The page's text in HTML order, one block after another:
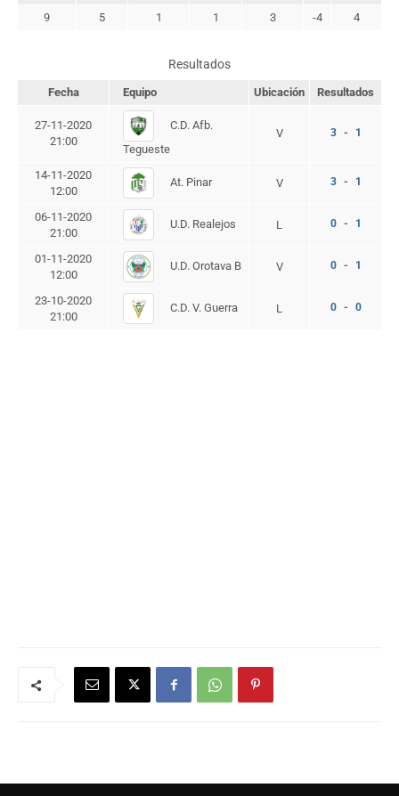
9
5 1 1 3 -4 4
Resultados
Fecha Equipo Ubicación Resultados
27-11-2020
21:00
C.D. Afb.
Tegueste
V 3 - 1
14-11-2020
12:00
At. Pinar V 3 - 1
06-11-2020
21:00
U.D. Realejos L 0 - 1
01-11-2020
12:00
U.D. Orotava B V 0 - 1
23-10-2020
21:00
C.D. V. Guerra L 0 - 0